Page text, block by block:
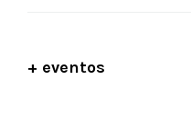
+ eventos